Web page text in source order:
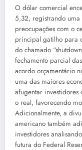
O dólar comercial
5,32, registrando
preocupações com o
principal gatilho para
do chamado
fechamento parcial
acordo orçamentário
uma das maiores
afugentar investidores
o real, favorecendo
Adicionalmente, a
americano também
investidores
futura do Federal